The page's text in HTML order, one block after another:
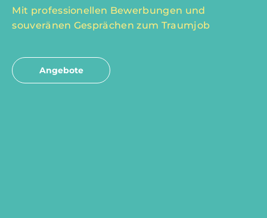
Mit professionellen Bewerbungen und
souveränen Gesprächen zum Traumjob
Angebote